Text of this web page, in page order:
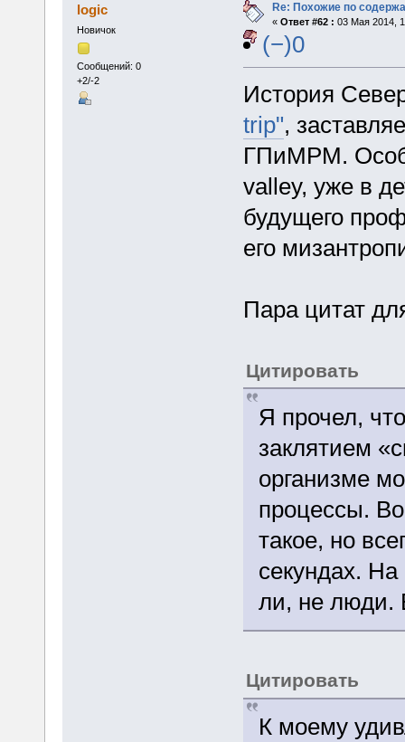
logic
Новичок
Сообщений: 0
+2/-2
Re: Похожие по
« Ответ #62 : 03 Мая 2014,
(−)0
История
trip",
ГПиМРМ.
valley, уже в
будущего
его
Пара цитат
Цитировать
Я прочел,
заклятием
организме
процессы.
такое, но
секундах.
ли, не люди.
Цитировать
К моему